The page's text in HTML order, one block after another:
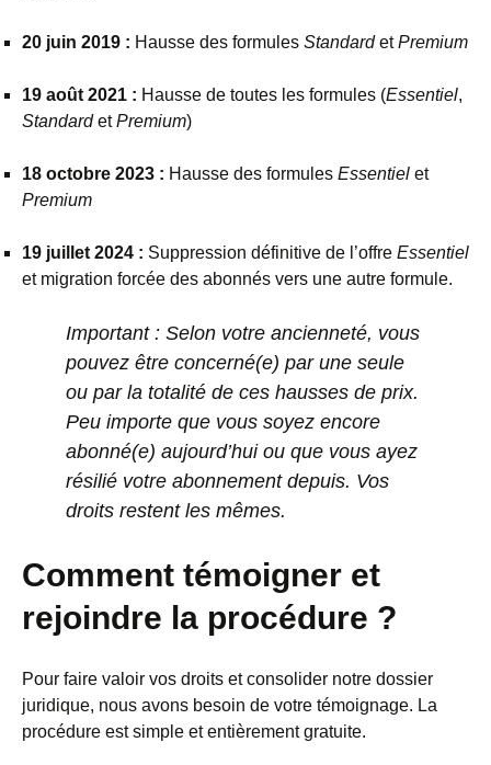
20 juin 2019 : Hausse des formules StandardetPremium
19 août 2021 : Hausse de toutes les formules (Essentiel,
StandardetPremium)
18 octobre 2023 : Hausse des formules Essentiel et
Premium
19 juillet 2024 : Suppression définitive de l’offre Essentiel
et migration forcée des abonnés vers une autre formule.
Important : Selon votre ancienneté, vous
pouvez être concerné(e) par une seule
ou par la totalité de ces hausses de prix.
Peu importe que vous soyez encore
abonné(e) aujourd’hui ou que vous ayez
résilié votre abonnement depuis. Vos
droits restent les mêmes.
Comment témoigner et
rejoindre la procédure ?
Pour faire valoir vos droits et consolider notre dossier
juridique, nous avons besoin de votre témoignage. La
procédure est simple et entièrement gratuite.